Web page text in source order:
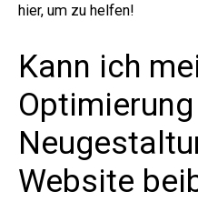
hier, um zu helfen!
Kann ich
Website